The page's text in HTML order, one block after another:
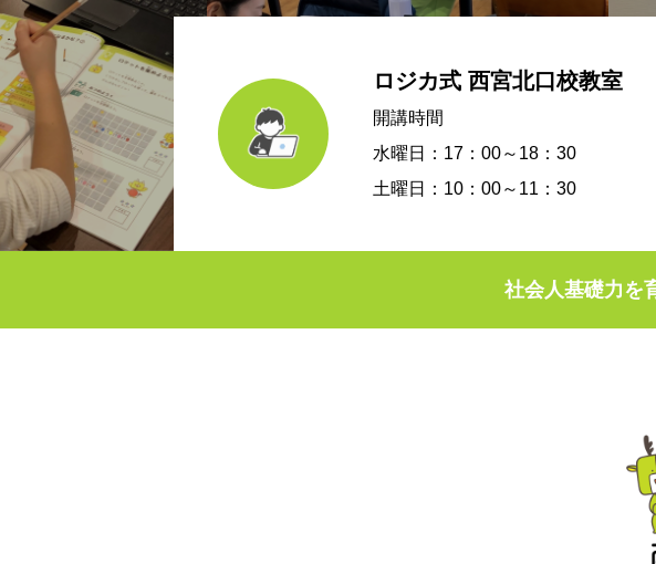
ロジカ式 西宮北口校教室
開講時間
水曜日：17：00～18：30
土曜日：10：00～11：30
社会人基礎力を